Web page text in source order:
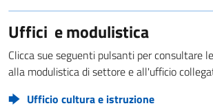
Uffici e modulistica
Clicca sue seguenti pulsanti per consultare
alla modulistica di settore e all'ufficio
Ufficio cultura e istruzione